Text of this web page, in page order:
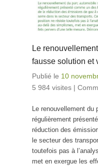
Le
fausse solution et
Publié le 10
5 984 visites |
Le renouvellement
régulièrement
réduction des
le secteur des
toutefois pas à
met en exergue les